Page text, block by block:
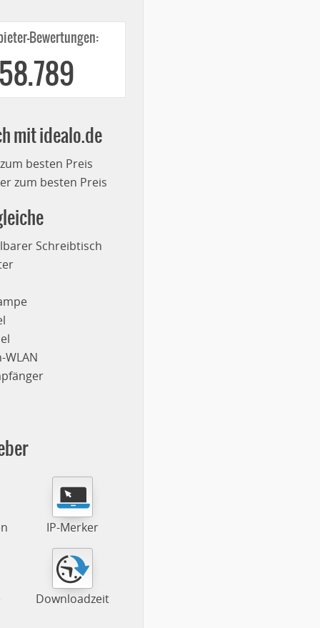
Bewertungen:
mit idealo.de
besten Preis
zum besten Preis
Schreibtisch
IP-Merker
Downloadzeit